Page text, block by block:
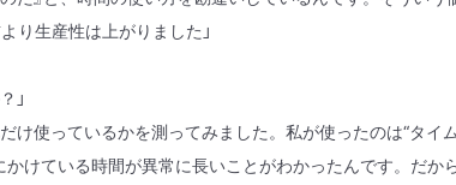
り生産性は上がりました」
」
け使っているかを測ってみました。私が使ったのは“タイ
けている時間が異常に長いことがわかったんです。だか